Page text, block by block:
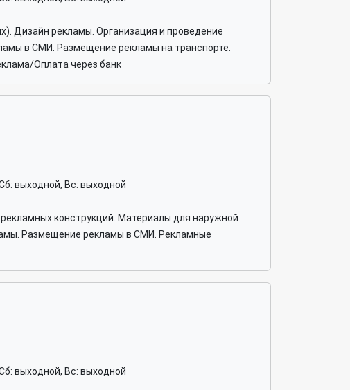
Дизайн рекламы. Организация и проведение
в СМИ. Размещение рекламы на транспорте.
Оплата через банк
выходной, Вс: выходной
конструкций. Материалы для наружной
Размещение рекламы в СМИ. Рекламные
выходной, Вс: выходной